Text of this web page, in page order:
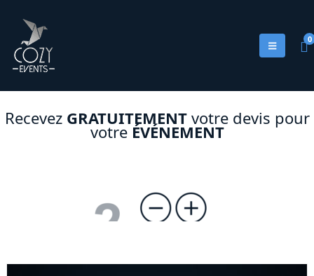
0
Recevez GRATUITEMENTvotre devis pour
votre ÉVÉNEMENT